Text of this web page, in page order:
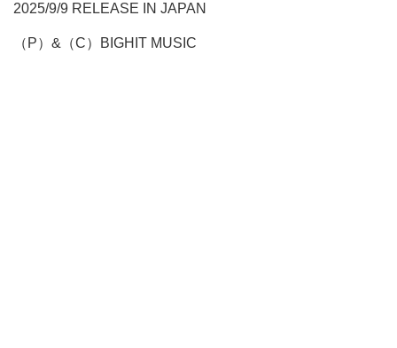
2025/9/9 RELEASE IN JAPAN
（P）&（C）BIGHIT MUSIC